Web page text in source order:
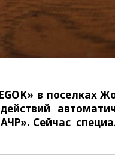
в поселках
Сейчас